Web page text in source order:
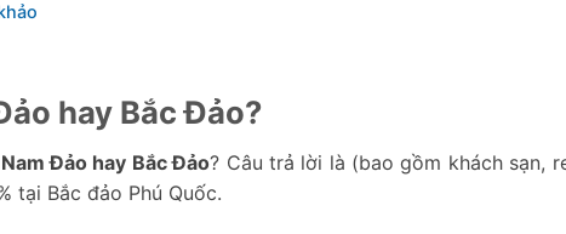
hay Bắc Đảo?
Đảo hay Bắc Đảo? Câu trả lời là (bao gồm khách sạn,
tại Bắc đảo Phú Quốc.